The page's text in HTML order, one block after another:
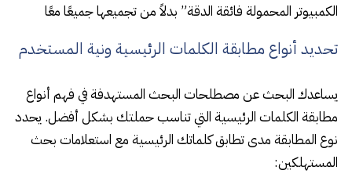
الكمبيوتر المحمولة فائقة الدقة” بدلاً من تجميعها جميعًا معًا
تحديد أنواع مطابقة الكلمات الرئيسية ونية المستخدم
يساعدك البحث عن مصطلحات البحث المستهدفة في فهم أنواع
مطابقة الكلمات الرئيسية التي تناسب حملتك بشكل أفضل. يحدد
نوع المطابقة مدى تطابق كلماتك الرئيسية مع استعلامات بحث
المستهلكين: